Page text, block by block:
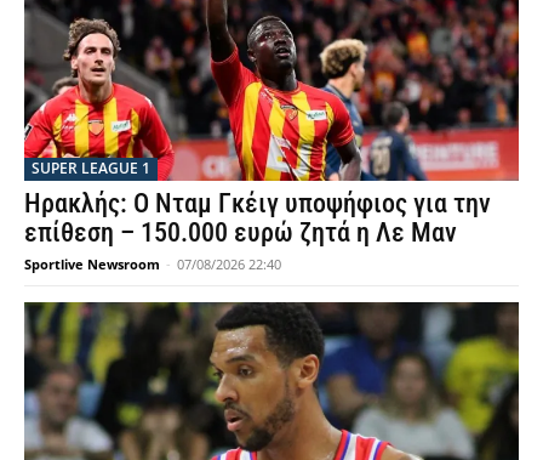
SUPER LEAGUE 1
Ηρακλής: Ο Νταμ Γκέιγ υποψήφιος για την
επίθεση – 150.000 ευρώ ζητά η Λε Μαν
Sportlive Newsroom - 07/08/2026 22:40